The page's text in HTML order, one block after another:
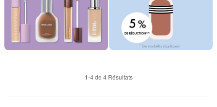
1-4 de 4 Résultats